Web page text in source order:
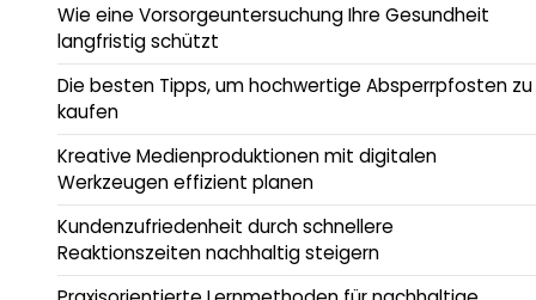
Wie eine Vorsorgeuntersuchung Ihre Gesundheit
langfristig schützt
Die besten Tipps, um hochwertige Absperrpfosten zu
kaufen
Kreative Medienproduktionen mit digitalen
Werkzeugen effizient planen
Kundenzufriedenheit durch schnellere
Reaktionszeiten nachhaltig steigern